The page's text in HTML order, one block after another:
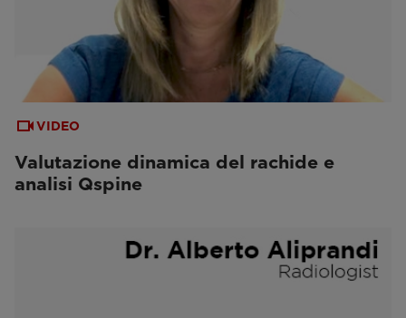
VIDEO
Valutazione dinamica del rachide e
analisi Qspine